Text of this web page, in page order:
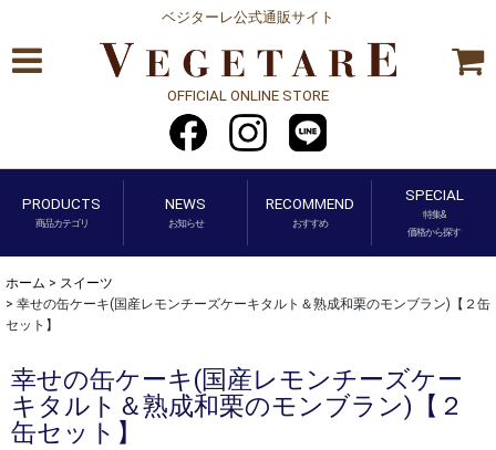
ベジターレ公式通販サイト
OFFICIAL ONLINE STORE
PRODUCTS
商品カテゴリ
NEWS
お知らせ
RECOMMEND
おすすめ
SPECIAL
特集&
価格から探す
ホーム > スイーツ
> 幸せの缶ケーキ(国産レモンチーズケーキタルト＆熟成和栗のモンブラン)【２缶
セット】
幸せの缶ケーキ(国産レモンチーズケー
キタルト＆熟成和栗のモンブラン)【２
缶セット】